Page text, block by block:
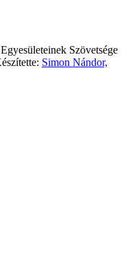
Szövetsége
Simon Nándor,